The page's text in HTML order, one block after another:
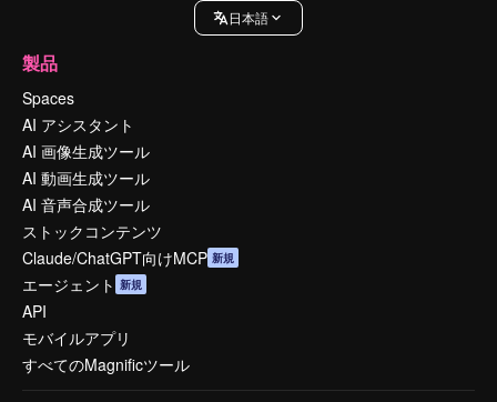
日本語
製品
Spaces
AI アシスタント
AI 画像生成ツール
AI 動画生成ツール
AI 音声合成ツール
ストックコンテンツ
Claude/ChatGPT向けMCP 新規
エージェント 新規
API
モバイルアプリ
すべてのMagnificツール